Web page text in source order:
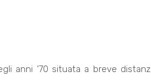
anni '70 situata a breve